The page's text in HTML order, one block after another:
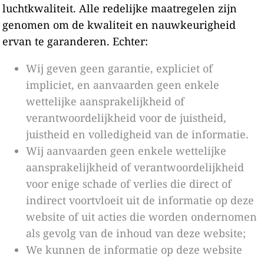
luchtkwaliteit. Alle redelijke maatregelen zijn
genomen om de kwaliteit en nauwkeurigheid
ervan te garanderen. Echter:
Wij geven geen garantie, expliciet of
impliciet, en aanvaarden geen enkele
wettelijke aansprakelijkheid of
verantwoordelijkheid voor de juistheid,
juistheid en volledigheid van de informatie.
Wij aanvaarden geen enkele wettelijke
aansprakelijkheid of verantwoordelijkheid
voor enige schade of verlies die direct of
indirect voortvloeit uit de informatie op deze
website of uit acties die worden ondernomen
als gevolg van de inhoud van deze website;
We kunnen de informatie op deze website